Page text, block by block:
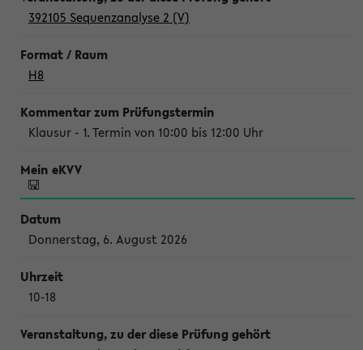
392105 Sequenzanalyse 2 (V)
H8
Klausur - 1. Termin von 10:00 bis 12:00 Uhr
Donnerstag, 6. August 2026
10-18